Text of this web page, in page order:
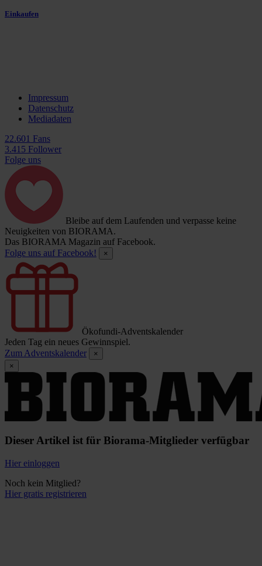
Einkaufen
Impressum
Datenschutz
Mediadaten
22.601 Fans
3.415 Follower
Folge uns
Bleibe auf dem Laufenden und verpasse keine
Neuigkeiten von BIORAMA.
Das BIORAMA Magazin auf Facebook.
Folge uns auf Facebook!
×
Ökofundi-Adventskalender
Jeden Tag ein neues Gewinnspiel.
Zum Adventskalender
×
×
Dieser Artikel ist für Biorama-Mitglieder verfügbar
Hier einloggen
Noch kein Mitglied?
Hier gratis registrieren